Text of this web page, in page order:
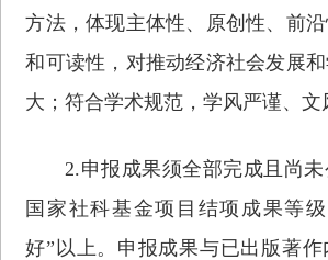
方法，体现主体性、原创性、前
和可读性，对推动经济社会发展
大；符合学术规范，学风严谨、文
2.申报成果须全部完成且尚
国家社科基金项目结项成果等
好”以上。申报成果与已出版著